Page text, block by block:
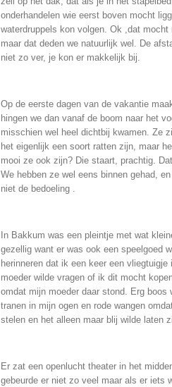
onderhandelen wie eerst boven mocht
waterdruppels kon volgen. Ok ,dat
maar dat deden we natuurlijk wel. De
niet zo ver, je kon er makkelijk bij.
Op de eerste dagen van de vakantie
hingen we dan vanaf de boom naar het
misschien wel heel dichtbij kwamen. Ze
het eigenlijk een soort ratten zijn, maar
mooi ze ook zijn? Die staart, prachtig.
We hebben ze wel eens binnen gehad,
niet de bedoeling .
In Bakkum was een pleintje met wat
gezellig want er was ook een speelgoed
herinneren dat ik een keer een
moeder wilde vragen of ik dit mocht
omdat mijn moeder daar stond. Erg
tranen in mijn ogen en rode wangen
stelen en het alleen maar blij wilde laten
Er zat een openlucht theater in het
gebeurde er niet zo veel maar als er iets